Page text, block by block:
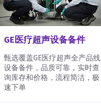
GE医疗超声设备备件
甄选覆盖GE医疗超声全产品线
设备备件，品质可靠，实时查
询库存和价格，流程简洁，极
速下单